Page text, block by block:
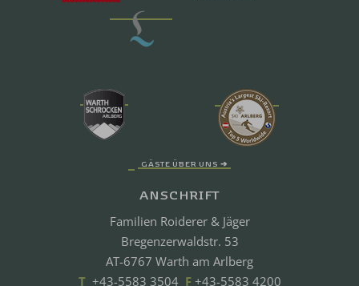
GÄSTE ÜBER UNS ➔
ANSCHRIFT
Familien Roiderer & Jäger
Bregenzerwaldstr. 53
AT-6767 Warth am Arlberg
T +43-5583 3504 F+43-5583 4200